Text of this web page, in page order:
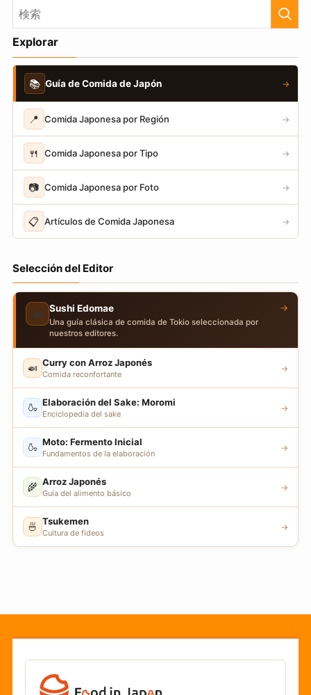
Explorar
📚 Guía de Comida de Japón →
📍 Comida Japonesa por Región →
🍴 Comida Japonesa por Tipo →
📷 Comida Japonesa por Foto →
📋 Artículos de Comida Japonesa →
Selección del Editor
🍣 Sushi Edomae
Una guía clásica de comida de Tokio seleccionada por
nuestros editores.
→
🍛 Curry con Arroz Japonés
Comida reconfortante
→
🍶 Elaboración del Sake: Moromi
Enciclopedia del sake
→
🍶 Moto: Fermento Inicial
Fundamentos de la elaboración
→
🌾 Arroz Japonés
Guía del alimento básico
→
🍜 Tsukemen
Cultura de fideos
→